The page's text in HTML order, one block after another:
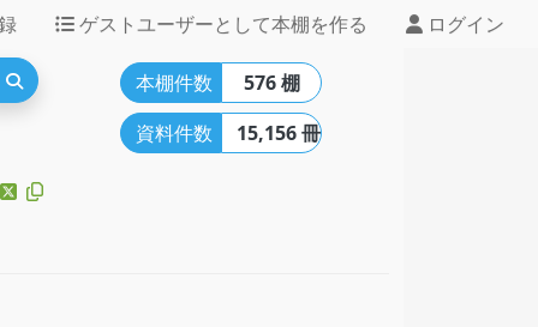
ゲストユーザーとして本棚を作る ログイン
本棚件数
576 棚
資料件数
15,156 冊